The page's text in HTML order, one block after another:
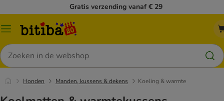
Gratis verzending vanaf € 29
Catalogusmenu
Zoeken
Honden Manden, kussens & dekens Koeling & warmte